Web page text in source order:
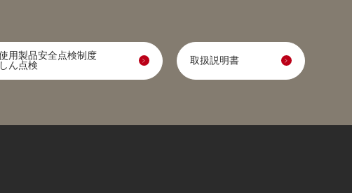
用製品安全点検制度
ん点検
取扱説明書